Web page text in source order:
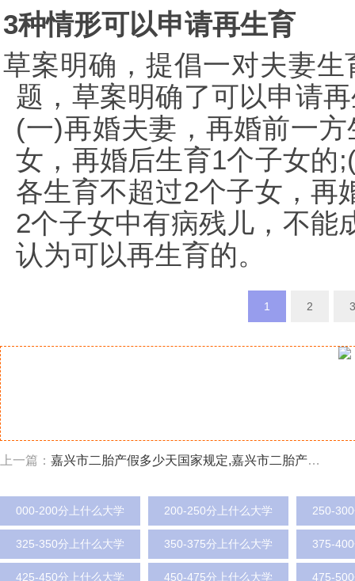
3种情形可以申请再生育
草案明确，提倡一对夫妻
题，草案明确了可以申请
(一)再婚夫妻，再婚前一
女，再婚后生育1个子女的
各生育不超过2个子女，再
2个子女中有病残儿，不能
认为可以再生育的。
1 2 3
上一篇： 嘉兴市二胎产假多少天国家规定,嘉兴市二胎产假政策规定
000-200分上什么大学 200-250分上什么大学 250-
325-350分上什么大学 350-375分上什么大学 375-
425-450分上什么大学 450-475分上什么大学 475-